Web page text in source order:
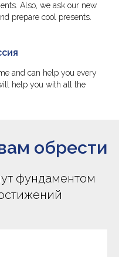
Also, we ask our new
prepare cool presents.
and can help you every
help you with all the
обрести
фундаментом